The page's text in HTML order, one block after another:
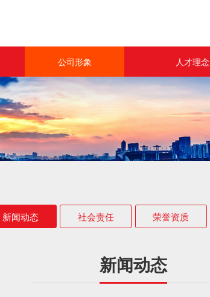
公司形象
新闻动态
社会责任
荣誉资质
人才理念
人力资源
联系我们
新闻动态 社会责任 荣誉资质
新闻动态